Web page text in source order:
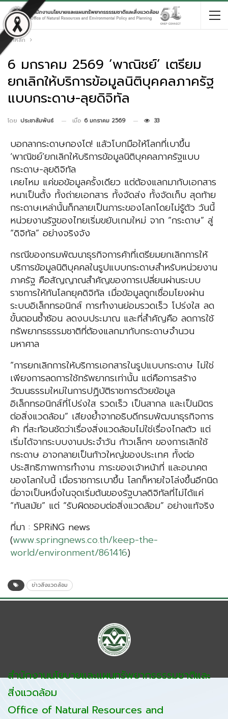
หน้าหลัก
6 มกราคม 2569 ‘พาณิชย์’ เตรียม
ยกเลิกให้บริการข้อมูลนิติบุคคลภาครัฐ
แบบกระดาษ-ลุยดิจิทัล
โดย ประชาสัมพันธ์ เมื่อ 6 มกราคม 2569 33
บอกลากระดาษกองโต! แล้วโบกมือให้โลกที่เบาขึ้น
‘พาณิชย์’ยกเลิกให้บริการข้อมูลนิติบุคคลภาครัฐแบบ
กระดาษ-ลุยดิจิทัล
เคยไหม แค่ขอข้อมูลครั้งเดียว แต่ต้องแลกมากับเอกสาร
หนาเป็นตั้ง ทั้งถ่ายเอกสาร ทั้งจัดส่ง ทั้งจัดเก็บ สุดท้าย
กระดาษเหล่านั้นก็กลายเป็นภาระของโลกโดยไม่รู้ตัว วันนี้
หน่วยงานรัฐของไทยเริ่มขยับเกมใหม่ จาก “กระดาษ” สู่
“ดิจิทัล” อย่างจริงจัง
กรณีของกรมพัฒนาธุรกิจการค้าที่เตรียมยกเลิกการให้
บริการข้อมูลนิติบุคคลในรูปแบบกระดาษสำหรับหน่วยงาน
ภาครัฐ คือสัญญาณสำคัญของการเปลี่ยนผ่านระบบ
ราชการให้ทันโลกยุคดิจิทัล เมื่อข้อมูลถูกเชื่อมโยงผ่าน
ระบบอิเล็กทรอนิกส์ การทำงานย่อมรวดเร็ว โปร่งใส ลด
ขั้นตอนซ้ำซ้อน ลดงบประมาณ และที่สำคัญคือ ลดการใช้
ทรัพยากรธรรมชาติที่ต้องแลกมากับกระดาษจำนวน
มหาศาล
“การยกเลิกการให้บริการเอกสารในรูปแบบกระดาษ ไม่ใช่
เพียงการลดการใช้ทรัพยากรเท่านั้น แต่คือการสร้าง
วัฒนธรรมใหม่ในการปฏิบัติราชการด้วยข้อมูล
อิเล็กทรอนิกส์ที่โปร่งใส รวดเร็ว เป็นสากล และเป็นมิตร
ต่อสิ่งแวดล้อม” เสียงย้ำจากอธิบดีกรมพัฒนาธุรกิจการ
ค้า ที่สะท้อนชัดว่าเรื่องสิ่งแวดล้อมไม่ใช่เรื่องไกลตัว แต่
เริ่มได้จากระบบงานประจำวัน ก้าวเล็กๆ ของการเลิกใช้
กระดาษ อาจกลายเป็นก้าวใหญ่ของประเทศ ทั้งต่อ
ประสิทธิภาพการทำงาน ภาระของเจ้าหน้าที่ และอนาคต
ของโลกใบนี้ เมื่อราชการเบาขึ้น โลกก็หายใจโล่งขึ้นอีกนิด
นี่อาจเป็นหนึ่งในจุดเริ่มต้นของรัฐบาลดิจิทัลที่ไม่ได้แค่
“ทันสมัย” แต่ “รับผิดชอบต่อสิ่งแวดล้อม” อย่างแท้จริง
ที่มา : SPRiNG news
(www.springnews.co.th/keep-the-
world/environment/861416)
ข่าวสิ่งแวดล้อม
สำนักงานนโยบายและแผนทรัพยากรธรรมชาติและ
สิ่งแวดล้อม
Office of Natural Resources and